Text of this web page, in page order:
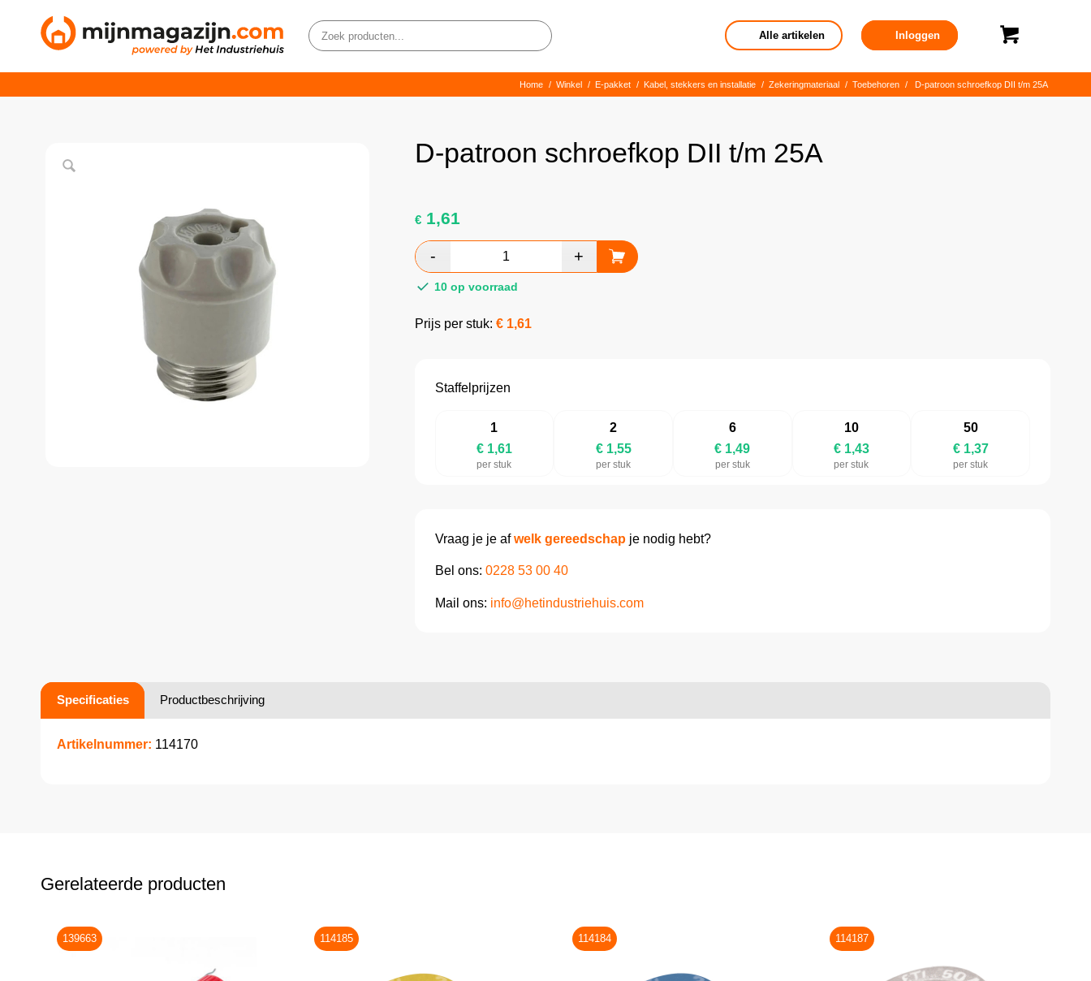
Alle artikelen Inloggen
Home / Winkel / E-pakket / Kabel, stekkers en installatie / Zekeringmateriaal / Toebehoren / D-patroon schroefkop DII t/m 25A
D-patroon schroefkop DII t/m 25A
€1,61
10 op voorraad
Prijs per stuk: € 1,61
Staffelprijzen
1
€ 1,61
per stuk
2
€ 1,55
per stuk
6
€ 1,49
per stuk
10
€ 1,43
per stuk
50
€ 1,37
per stuk
Vraag je je afwelk gereedschapje nodig hebt?
Bel ons: 0228 53 00 40
Mail ons: info@hetindustriehuis.com
Specificaties Productbeschrijving
Artikelnummer: 114170
Gerelateerde producten
139663 114185 114184 114187